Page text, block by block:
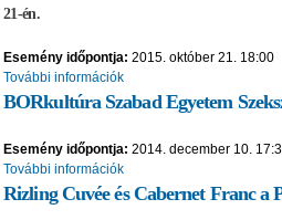
21-én.
Esemény időpontja: 2015. október 21. 18:00
További információk
BORkultúra Szabad Egyetem
Esemény időpontja: 2014. december 10.
További információk
Rizling Cuvée és Cabernet Franc a